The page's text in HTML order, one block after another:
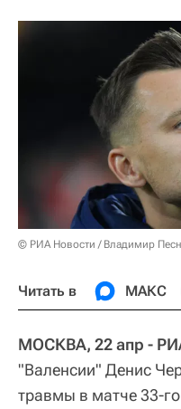
© РИА Новости / Владимир
Читать в МАКС
МОСКВА, 22 апр -
"Валенсии" Денис
травмы в матче 33-